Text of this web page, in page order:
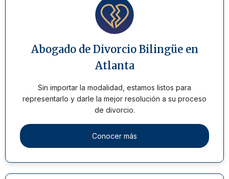
Abogado de Divorcio Bilingüe en
Atlanta
Sin importar la modalidad, estamos listos para
representarlo y darle la mejor resolución a su proceso
de divorcio.
Conocer más